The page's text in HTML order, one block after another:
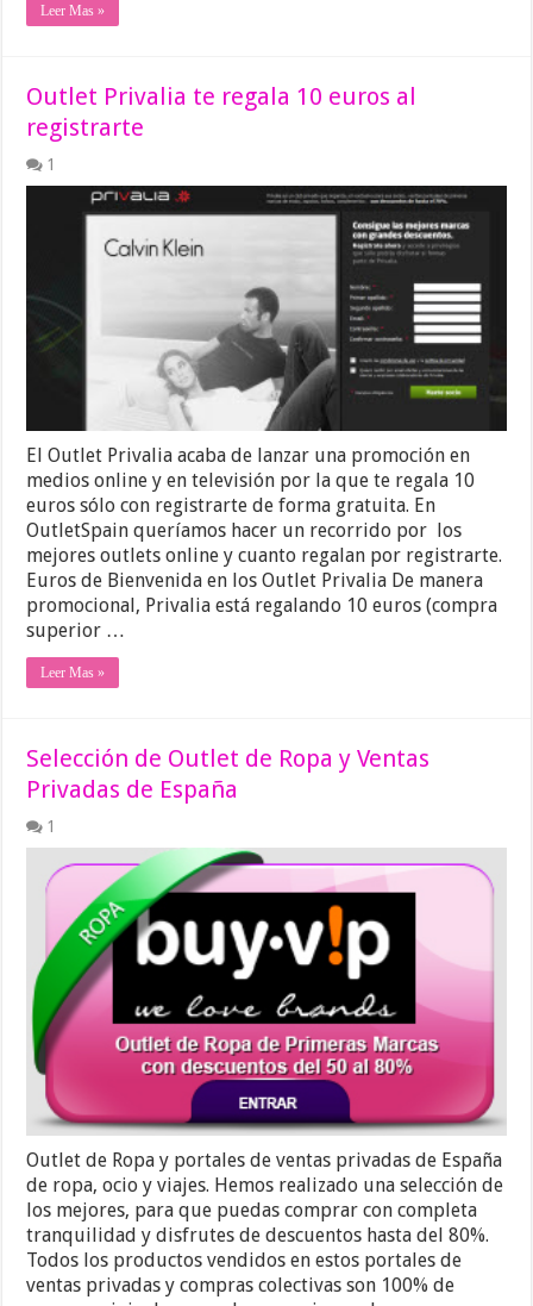
Leer Mas »
Outlet Privalia te regala 10 euros al
registrarte
1
El Outlet Privalia acaba de lanzar una promoción en
medios online y en televisión por la que te regala 10
euros sólo con registrarte de forma gratuita. En
OutletSpain queríamos hacer un recorrido por los
mejores outlets online y cuanto regalan por registrarte.
Euros de Bienvenida en los Outlet Privalia De manera
promocional, Privalia está regalando 10 euros (compra
superior …
Leer Mas »
Selección de Outlet de Ropa y Ventas
Privadas de España
1
Outlet de Ropa y portales de ventas privadas de España
de ropa, ocio y viajes. Hemos realizado una selección de
los mejores, para que puedas comprar con completa
tranquilidad y disfrutes de descuentos hasta del 80%.
Todos los productos vendidos en estos portales de
ventas privadas y compras colectivas son 100% de